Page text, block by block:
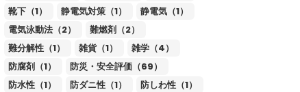
靴下（1）
静電気対策（1）
静電気（1）
電気泳動法（2）
難燃剤（2）
難分解性（1）
雑貨（1）
雑学（4）
防腐剤（1）
防災・安全評価（69）
防水性（1）
防ダニ性（1）
防しわ性（1）